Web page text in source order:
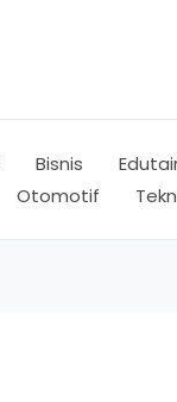
Bisnis
Otomotif